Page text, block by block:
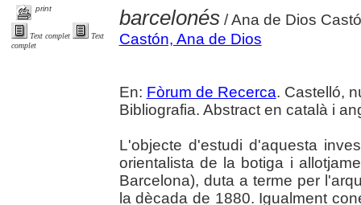
print
Text complet
Text
complet
barcelonés/ Ana de Dios
Castón, Ana de Dios
En: Fòrum de Recerca. Castelló,
Bibliografia. Abstract en català i
L'objecte d'estudi d'aquesta
orientalista de la botiga i
Barcelona), duta a terme per
la dècada de 1880. Igualment